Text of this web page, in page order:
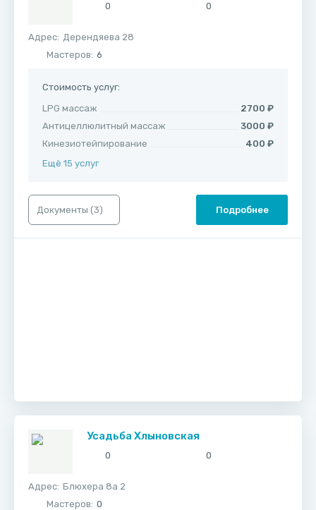
0 0
Адрес: ​Дерендяева 28
Мастеров: 6
Стоимость услуг:
LPG массаж
2700 ₽
Антицеллюлитный массаж
3000 ₽
Кинезиотейпирование
400 ₽
Ещё 15 услуг
Документы (3) Подробнее
Усадьба Хлыновская
0 0
Адрес: ​Блюхера 8а 2
Мастеров: 0